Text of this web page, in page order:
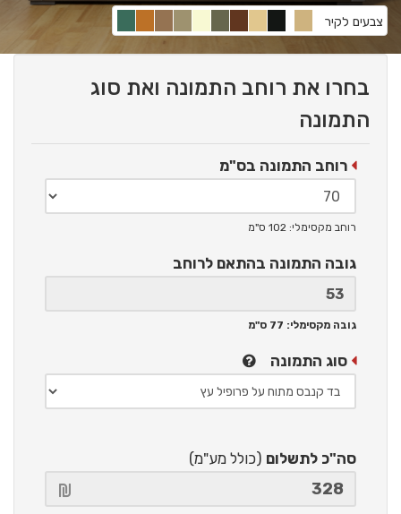
צבעים לקיר
בחרו את רוחב התמונה ואת סוג
התמונה
רוחב התמונה בס"מ
רוחב מקסימלי: 102 ס"מ
גובה התמונה בהתאם לרוחב
גובה מקסימלי: 77 ס"מ
סוג התמונה
סה"כ לתשלום (כולל מע"מ)